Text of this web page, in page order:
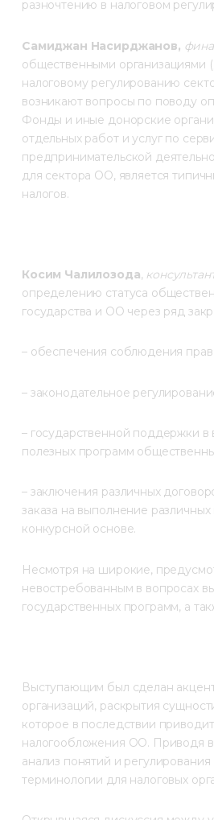
разночтению в налоговом
Самиджан Насирджанов,
общественными организациями
налоговому регулированию
возникают вопросы по поводу
Фонды и иные донорские
отдельных работ и услуг по
предпринимательской
для сектора ОО, является
налогов.
Косим Чалилозода,
определению статуса
государства и ОО через ряд
– обеспечения соблюдения
– законодательное
– государственной поддержки
полезных программ
– заключения различных
заказа на выполнение
конкурсной основе.
Несмотря на широкие,
невостребованным в вопросах
государственных программ, а
Выступающим был сделан
организаций, раскрытия
которое в последствии
налогообложения ОО. Приводя в
анализ понятий и
терминологии для налоговых